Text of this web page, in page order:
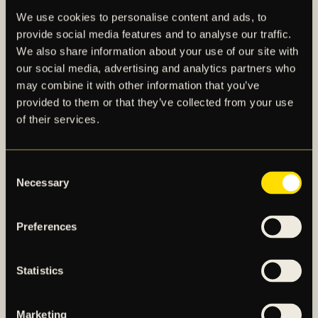
We use cookies to personalise content and ads, to
provide social media features and to analyse our traffic.
We also share information about your use of our site with
our social media, advertising and analytics partners who
may combine it with other information that you’ve
provided to them or that they’ve collected from your use
of their services.
Selection
Necessary
Preferences
Statistics
Marketing
Stöd AIK på plats!Köp dina biljetter här.
OBOS Damallsvenskan 2025 sänds hosViaplay.